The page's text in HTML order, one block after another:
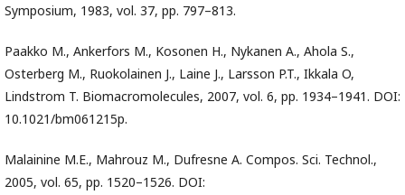
Symposium, 1983, vol. 37, pp. 797–813.
Paakko M., Ankerfors M., Kosonen H., Nykanen A., Ahola S.,
Osterberg M., Ruokolainen J., Laine J., Larsson P.T., Ikkala O,
Lindstrom T. Biomacromolecules, 2007, vol. 6, pр. 1934–1941. DOI:
10.1021/bm061215p.
Malainine M.E., Mahrouz M., Dufresne A. Compos. Sci. Technol.,
2005, vol. 65, pр. 1520–1526. DOI: